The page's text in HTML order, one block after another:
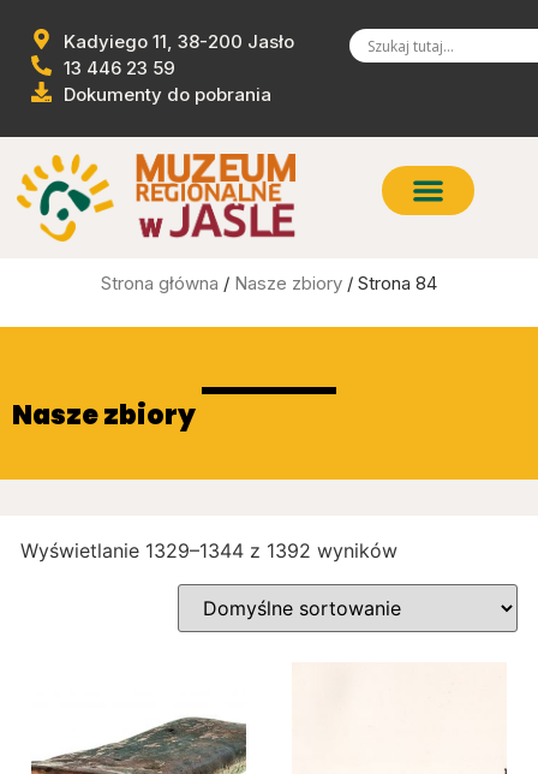
Kadyiego 11, 38-200 Jasło
13 446 23 59
Dokumenty do pobrania
Strona główna / Nasze zbiory / Strona 84
Nasze zbiory
Wyświetlanie 1329–1344 z 1392 wyników